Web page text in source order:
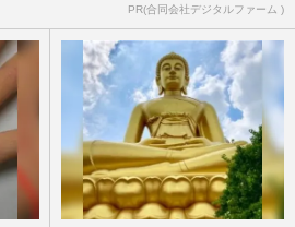
PR(合同会社デジタルファーム )